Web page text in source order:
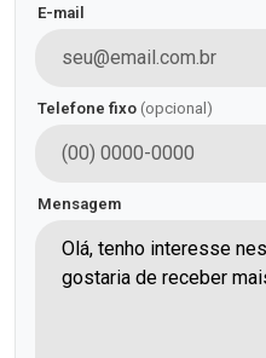
E-mail
Telefone fixo (opcional)
Mensagem